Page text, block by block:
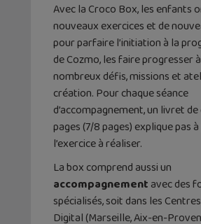
Avec la Croco Box, les enfants
nouveaux exercices et de
pour parfaire l’initiation à la
de Cozmo, les faire progresser
nombreux défis, missions et
création. Pour chaque séance
d’accompagnement, un livret
pages (7/8 pages) explique pas
l’exercice à réaliser.
La box comprend aussi un
accompagnement avec des
spécialisés, soit dans les
Digital (Marseille, Aix-en-